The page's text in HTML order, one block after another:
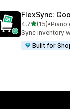
FlexSync:
4,7stelle su 5
(15)
15 recensioni
•Piano
Sync inventory
Built for